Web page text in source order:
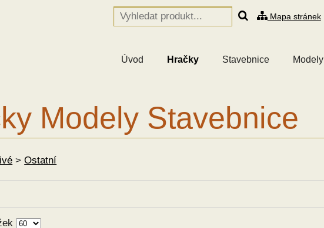
Mapa stránek
Úvod Hračky Stavebnice Modely
Modely Stavebnice
> Ostatní